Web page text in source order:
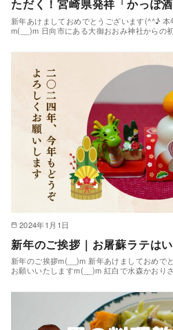
ただく！宮崎県発祥「かっぽ酒
新年あけましておめでとうございます(^^♪
m(__)m 日向市にある大御おおみ神社からの
2024年1月1日
新年のご挨拶｜お屠蘇ラテは
新年のご挨拶m(__)m 新年あけましておめで
お願いいたしますm(__)m 紅白で水森かおり